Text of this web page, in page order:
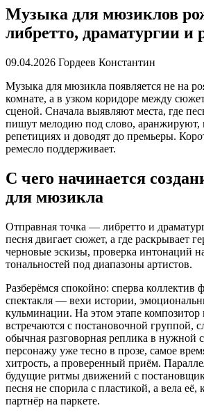
Музыка для мюзиклов
либретто, драматургии и
09.04.2026 Гордеев Константин
Музыка для мюзикла появляется не на
комнате, а в узком коридоре между
сценой. Сначала выявляют места, где
пишут мелодию под слово, аранжируют,
репетициях и доводят до премьеры.
ремесло поддерживает.
С чего начинается
для мюзикла
Отправная точка — либретто и
песня двигает сюжет, а где раскрывает
черновые эскизы, проверка интонаций
тональностей под диапазоны артистов.
Разберёмся спокойно: сперва коллектив
спектакля — вехи истории,
кульминации. На этом этапе композитор
встречаются с постановочной группой,
обычная разговорная реплика в нужной
персонажу уже тесно в прозе, самое
хитрость, а проверенный приём.
будущие ритмы движений с
песня не спорила с пластикой, а вела её,
партнёр на паркете.